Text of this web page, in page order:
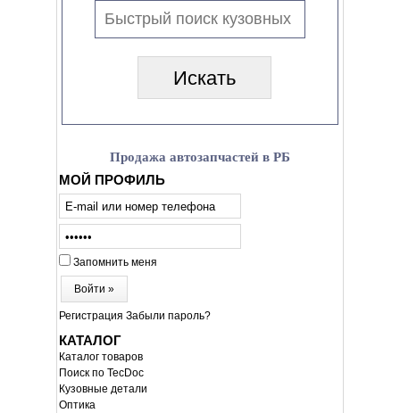
Продажа автозапчастей в РБ
МОЙ ПРОФИЛЬ
Запомнить меня
Войти »
Регистрация Забыли пароль?
КАТАЛОГ
Каталог товаров
Поиск по TecDoc
Кузовные детали
Оптика